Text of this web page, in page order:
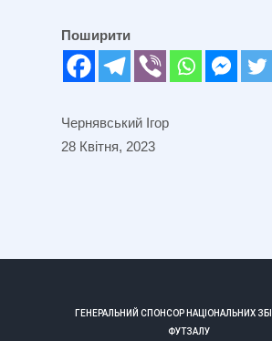
Поширити
Чернявський Ігор
28 Квітня, 2023
ГЕНЕРАЛЬНИЙ СПОНСОР НАЦІОНАЛЬНИХ
ФУТЗАЛУ